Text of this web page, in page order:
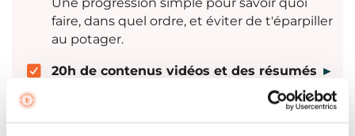
faire, dans quel ordre, et éviter de t'éparpiller
au potager.
20h de contenus vidéos et des résumés ►
Pour comprendre la méthode, la mettre en
pratique facilement, et pouvoir revenir
facilement à l’essentiel sans tout revoir.